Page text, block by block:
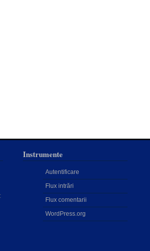
:
Instrumente
Autentificare
Flux intrări
Flux comentarii
WordPress.org